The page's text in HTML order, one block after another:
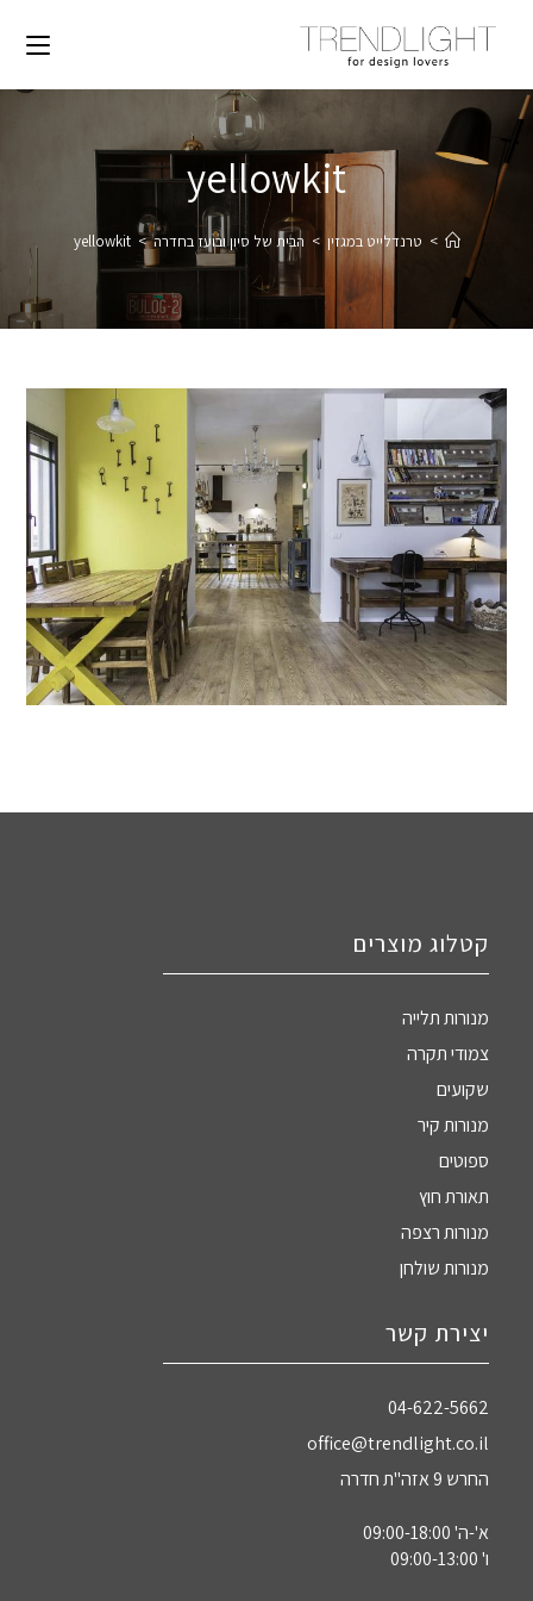
yellowkit
> טרנדלייט במגזין > הבית של סיון ובועז בחדרה >
yellowkit
קטלוג מוצרים
מנורות תלייה
צמודי תקרה
שקועים
מנורות קיר
ספוטים
תאורת חוץ
מנורות רצפה
מנורות שולחן
יצירת קשר
04-622-5662‏
office@trendlight.co.il
החרש 9 אזה"ת חדרה
א'-ה' 09:00-18:00
ו' 09:00-13:00